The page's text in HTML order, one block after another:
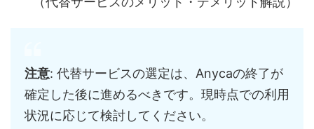
注意: 代替サービスの選定は、Anycaの終了が
確定した後に進めるべきです。現時点での利用
状況に応じて検討してください。